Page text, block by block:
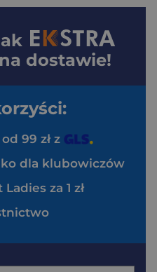
dostawie!
99 zł z
dla klubowiczów
za 1 zł